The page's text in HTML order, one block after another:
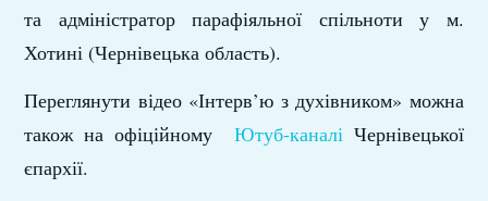
та адміністратор парафіяльної спільноти у м.
Хотині (Чернівецька область).
Переглянути відео «Інтерв’ю з духівником» можна
також на офіційномуЮтуб-каналі Чернівецької
єпархії.